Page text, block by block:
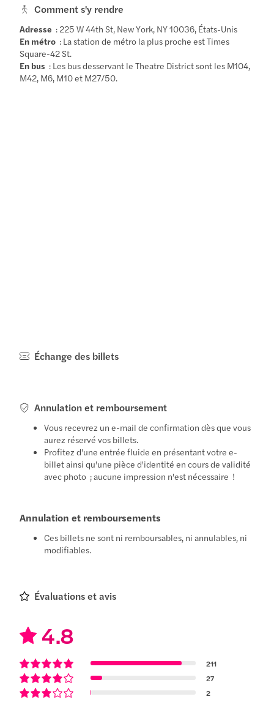
Comment s'y rendre
Adresse : 225 W 44th St, New York, NY 10036, États-Unis
En métro : La station de métro la plus proche est Times
Square-42 St.
En bus : Les bus desservant le Theatre District sont les M104,
M42, M6, M10 et M27/50.
Échange des billets
Annulation et remboursement
Vous recevrez un e-mail de confirmation dès que vous
aurez réservé vos billets.
Profitez d'une entrée fluide en présentant votre e-
billet ainsi qu'une pièce d'identité en cours de validité
avec photo ; aucune impression n'est nécessaire !
Annulation et remboursements
Ces billets ne sont ni remboursables, ni annulables, ni
modifiables.
Évaluations et avis
4.8
211
27
2